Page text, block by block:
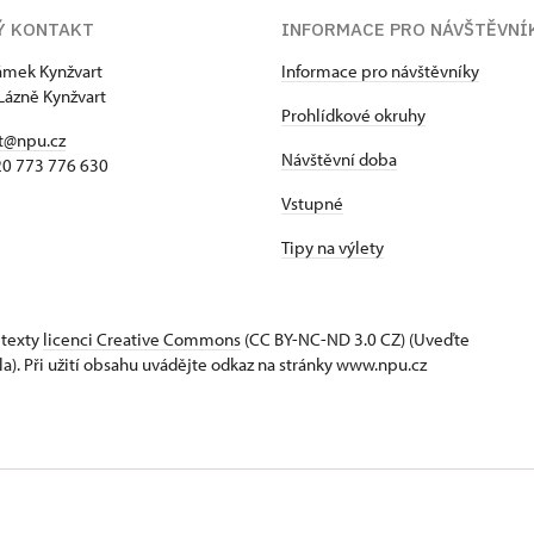
KONTAKT
Kynžvart
Kynžvart
773 776 630
INFORMACE PRO
Informace pro návštěvníky
Prohlídkové okruhy
Návštěvní doba
Vstupné
Tipy na výlety
licenci Creative Commons (CC BY-NC-ND 3.0 CZ) (Uveďte
Při užití obsahu uvádějte odkaz na stránky www.npu.cz